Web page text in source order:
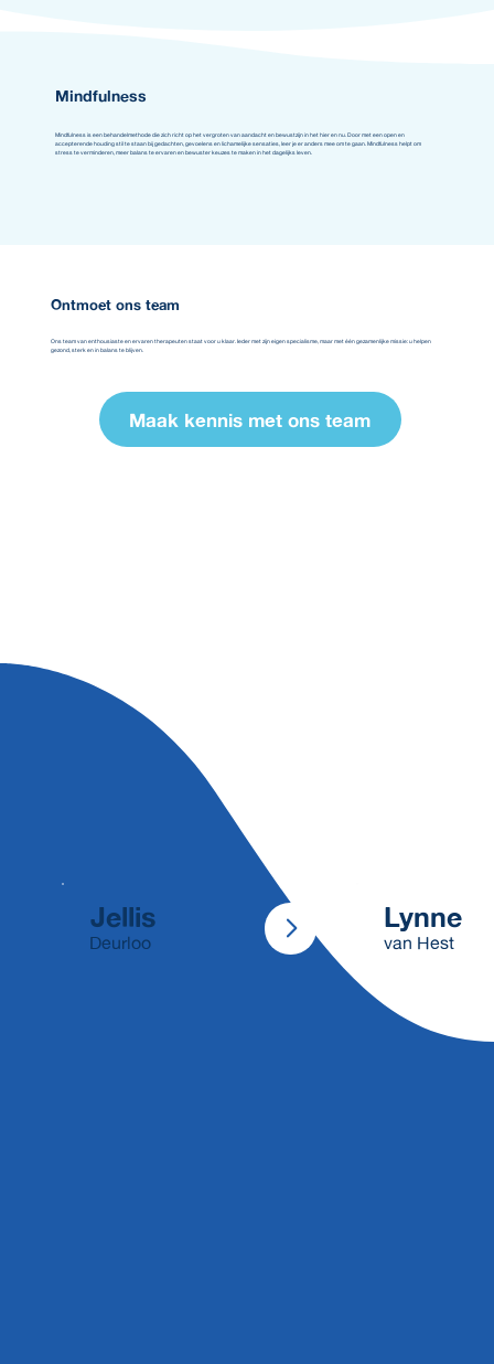
Mindfulness
Mindfulness is een behandelmethode die zich richt op het vergroten van aandacht en bewustzijn in het hier en nu. Door met een open en
accepterende houding stil te staan bij gedachten, gevoelens en lichamelijke sensaties, leer je er anders mee om te gaan. Mindfulness helpt om
stress te verminderen, meer balans te ervaren en bewuster keuzes te maken in het dagelijks leven.
Ontmoet ons team
Ons team van enthousiaste en ervaren therapeuten staat voor u klaar. Ieder met zijn eigen specialisme, maar met één gezamenlijke missie: u helpen
gezond, sterk en in balans te blijven.
Maak kennis met ons team
Jellis
Deurloo
Lynne
van Hest